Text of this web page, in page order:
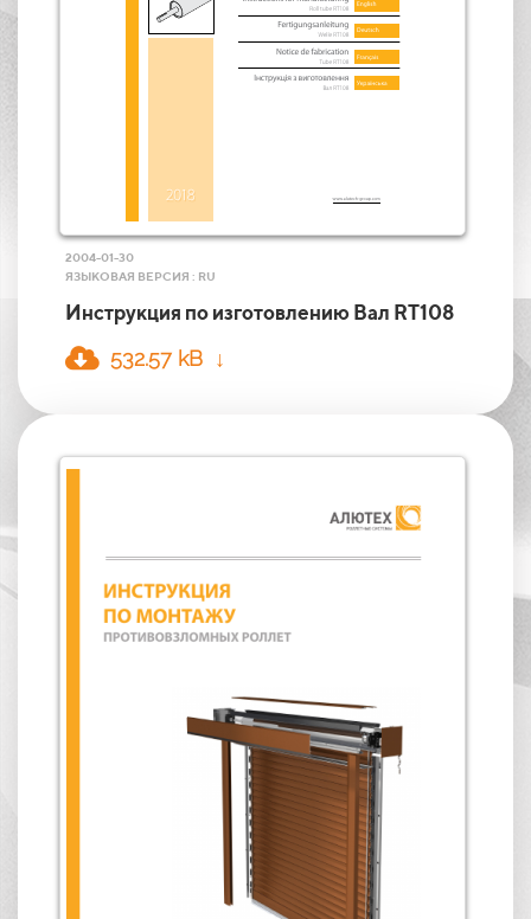
2004-01-30
ЯЗЫКОВАЯ ВЕРСИЯ : RU
Инструкция по изготовлению Вал RT108
532.57 kB ↓